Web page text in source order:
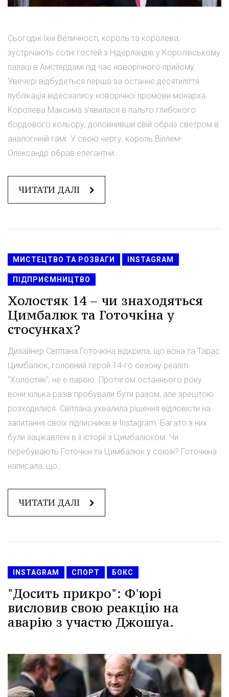
Сьогодні Їхні Величності, король та королева,
зустрічають сотні гостей з Нідерландів у Королівському
палаці в Амстердамі під час новорічного прийому.
Увечері відбудеться перша за останнє десятиліття
публікація відеозапису новорічної промови монарха.
Королева Максима з'явилася в пальто глибокого
бордового кольору, доповнивши свій образ светром в
аналогічній гамі. У свою чергу, король Віллем-
Олександр обрав елегантни...
ЧИТАТИ ДАЛІ
МИСТЕЦТВО ТА РОЗВАГИ INSTAGRAM
ПІДПРИЄМНИЦТВО
Холостяк 14 – чи знаходяться
Цимбалюк та Готочкіна у
стосунках?
Дизайнер Світлана Готочкіна відкрила, що вона та Тарас
Цимбалюк, головний герой 14-го сезону реаліті
"Холостяк", не є парою. Протягом останнього року
вони кілька разів пробували бути разом, але зрештою
розходилися. Світлана ухвалила рішення відповісти на
запитання своїх підписників в Instagram. Багато з них
були зацікавлені в її історії з Цимбалюком. Чи
перебувають Готочкін та Цимбалюк у союзі? Готочкіна
написала, що...
ЧИТАТИ ДАЛІ
INSTAGRAM СПОРТ БОКС
"Досить прикро": Ф'юрі
висловив свою реакцію на
аварію з участю Джошуа.